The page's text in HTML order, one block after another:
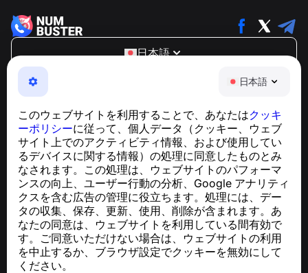
日本語
このウェブサイトを利用することで、あなたはクッキ
ーポリシーに従って、個人データ（クッキー、ウェブ
サイト上でのアクティビティ情報、および使用してい
るデバイスに関する情報）の処理に同意したものとみ
なされます。この処理は、ウェブサイトのパフォーマ
ンスの向上、ユーザー行動の分析、Google アナリティ
クスを含む広告の管理に役立ちます。処理には、デー
タの収集、保存、更新、使用、削除が含まれます。あ
なたの同意は、ウェブサイトを利用している間有効で
す。ご同意いただけない場合は、ウェブサイトの利用
を中止するか、ブラウザ設定でクッキーを無効にして
ください。
日本語
NumBuster © 2013—2026 ·
support@numbuster.com
電話詐欺、スパム、不審なメッセージからあなたを守る、
GDPR準拠に関するお問い合わせ：
support@numbuster.com
ヘルプセンター
ニュースと記事
プロジェクトについて
連絡先